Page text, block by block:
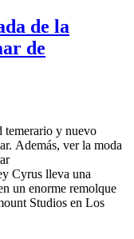
de la
de
temerario y nuevo
Además, ver la moda
Cyrus lleva una
un enorme remolque
Studios en Los